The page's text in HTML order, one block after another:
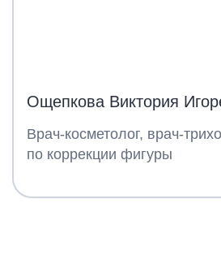
Ощепкова Виктория
Врач-косметолог, врач-
по коррекции фигуры